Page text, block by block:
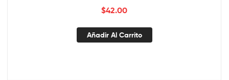
$42.00
Añadir Al Carrito